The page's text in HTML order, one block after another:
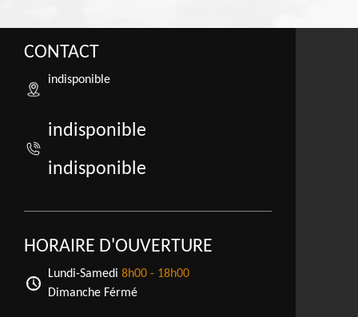
CONTACT
indisponible
indisponible
indisponible
HORAIRE D'OUVERTURE
Lundi-Samedi 8h00 - 18h00
Dimanche Férmé